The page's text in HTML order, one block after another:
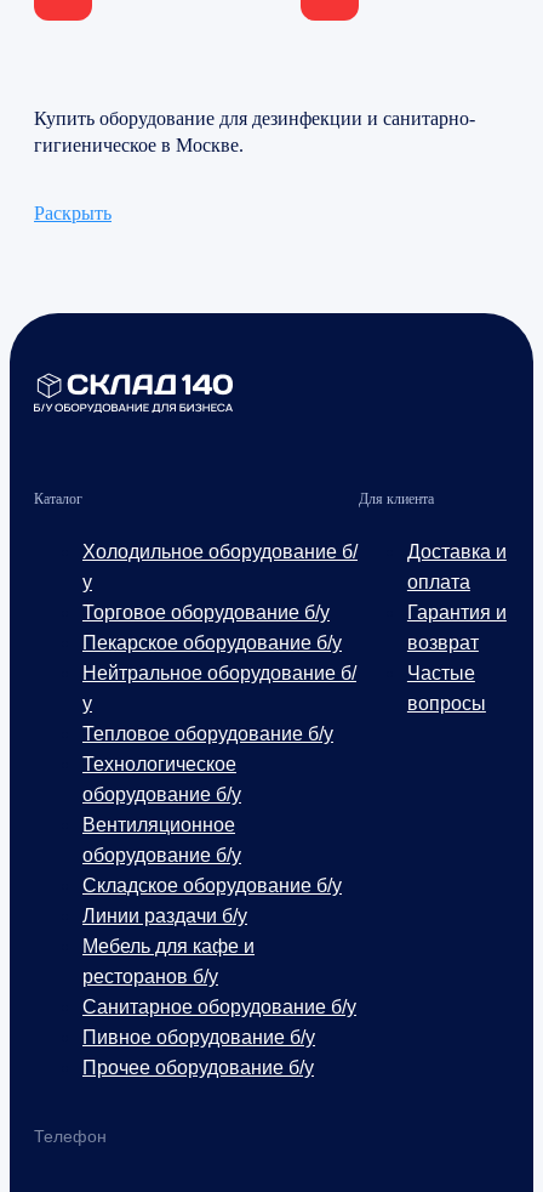
Купить оборудование для дезинфекции и санитарно-
гигиеническое в Москве.
Раскрыть
Телефон
Каталог
Холодильное оборудование б/
у
Торговое оборудование б/у
Пекарское оборудование б/у
Нейтральное оборудование б/
у
Тепловое оборудование б/у
Технологическое
оборудование б/у
Вентиляционное
оборудование б/у
Складское оборудование б/у
Линии раздачи б/у
Мебель для кафе и
ресторанов б/у
Санитарное оборудование б/у
Пивное оборудование б/у
Прочее оборудование б/у
Для клиента
Доставка и
оплата
Гарантия и
возврат
Частые
вопросы